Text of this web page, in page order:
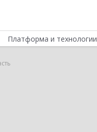
Платформа и технологии